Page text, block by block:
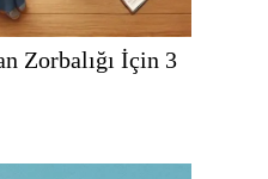
Zorbalığı İçin 3